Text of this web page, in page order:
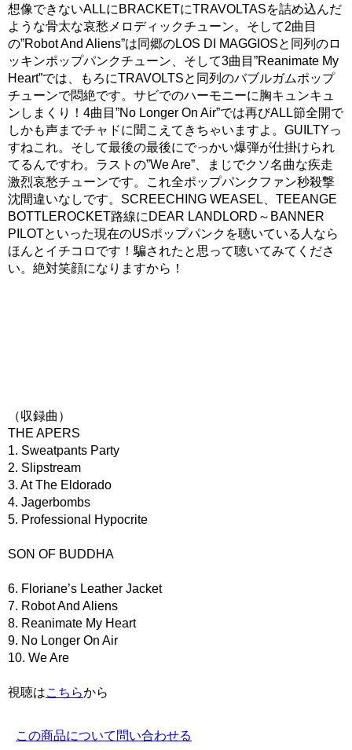
想像できないALLにBRACKETにTRAVOLTASを詰め込んだ
ような骨太な哀愁メロディックチューン。そして2曲目
の”Robot And Aliens”は同郷のLOS DI MAGGIOSと同列のロ
ッキンポップパンクチューン、そして3曲目”Reanimate My
Heart”では、もろにTRAVOLTSと同列のバブルガムポップ
チューンで悶絶です。サビでのハーモニーに胸キュンキュ
ンしまくり！4曲目”No Longer On Air”では再びALL節全開で
しかも声までチャドに聞こえてきちゃいますよ。GUILTYっ
すねこれ。そして最後の最後にでっかい爆弾が仕掛けられ
てるんですわ。ラストの”We Are”、まじでクソ名曲な疾走
激烈哀愁チューンです。これ全ポップパンクファン秒殺撃
沈間違いなしです。SCREECHING WEASEL、TEEANGE
BOTTLEROCKET路線にDEAR LANDLORD～BANNER
PILOTといった現在のUSポップパンクを聴いている人なら
ほんとイチコロです！騙されたと思って聴いてみてくださ
い。絶対笑顔になりますから！
（収録曲）
THE APERS
1. Sweatpants Party
2. Slipstream
3. At The Eldorado
4. Jagerbombs
5. Professional Hypocrite
SON OF BUDDHA
6. Floriane’s Leather Jacket
7. Robot And Aliens
8. Reanimate My Heart
9. No Longer On Air
10. We Are
視聴はこちらから
この商品について問い合わせる